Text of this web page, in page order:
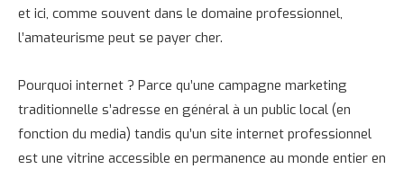
et ici, comme souvent dans le domaine professionnel,
l’amateurisme peut se payer cher.
Pourquoi internet ? Parce qu’une campagne marketing
traditionnelle s’adresse en général à un public local (en
fonction du media) tandis qu’un site internet professionnel
est une vitrine accessible en permanence au monde entier en